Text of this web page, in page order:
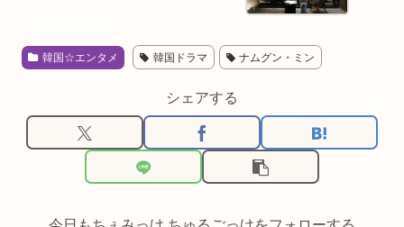
韓国☆エンタメ 韓国ドラマ ナムグン・ミン
シェアする